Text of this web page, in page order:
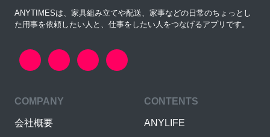
ANYTIMESは、家具組み立てや配送、家事などの日常のちょっとし
た用事を依頼したい人と、仕事をしたい人をつなげるアプリです。
COMPANY
会社概要
CONTENTS
ANYLIFE